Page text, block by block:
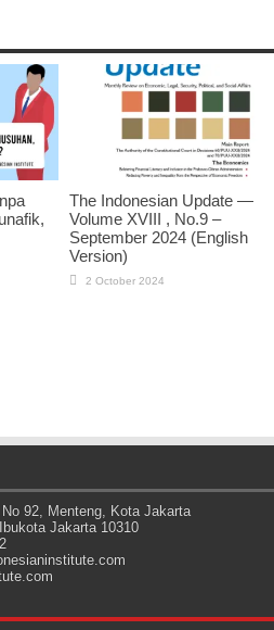
The Indonesian Update —
Volume XVIII , No.9 –
September 2024 (English
Version)
2 October 2024
92, Menteng, Kota Jakarta
Jakarta 10310